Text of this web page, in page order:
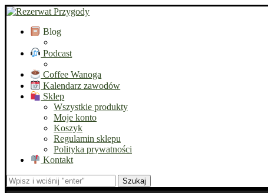
Blog
Podcast
Coffee Wanoga
Kalendarz zawodów
Sklep
Wszystkie produkty
Moje konto
Koszyk
Regulamin sklepu
Polityka prywatności
Kontakt
Szukaj